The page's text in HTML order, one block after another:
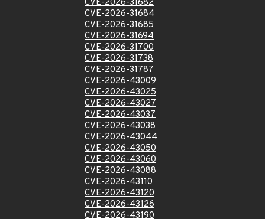
CVE-2026-31682
CVE-2026-31684
CVE-2026-31685
CVE-2026-31694
CVE-2026-31700
CVE-2026-31738
CVE-2026-31787
CVE-2026-43009
CVE-2026-43025
CVE-2026-43027
CVE-2026-43037
CVE-2026-43038
CVE-2026-43044
CVE-2026-43050
CVE-2026-43060
CVE-2026-43088
CVE-2026-43110
CVE-2026-43120
CVE-2026-43126
CVE-2026-43190